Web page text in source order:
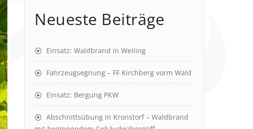
Neueste Beiträge
Einsatz: Waldbrand in Weiling
Fahrzeugsegnung – FF Kirchberg vorm Wald
Einsatz: Bergung PKW
Abschnittsübung in Kronstorf – Waldbrand